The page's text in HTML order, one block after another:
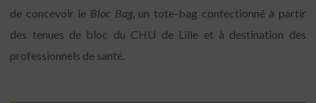
de concevoir le Bloc Bag, un tote-bag confectionné à partir
des tenues de bloc du CHU de Lille et à destination des
professionnels de santé.